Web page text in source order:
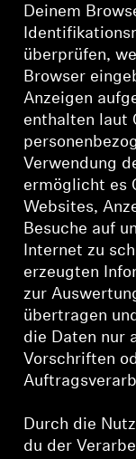
Deinem
überprüfen,
Browser
Anzeigen
enthalten laut
Verwendung
ermöglicht es
Websites,
Besuche auf
Internet zu
erzeugten
zur
übertragen
die Daten nur
Vorschriften
Durch die
du der